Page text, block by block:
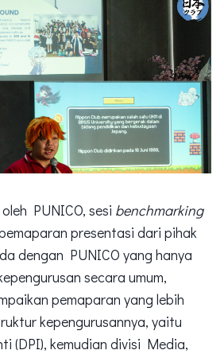
PUNICO, sesi benchmarking
presentasi dari pihak
dengan PUNICO yang hanya
secara umum,
pemaparan yang lebih
kepengurusannya, yaitu
(DPI), kemudian divisi Media,